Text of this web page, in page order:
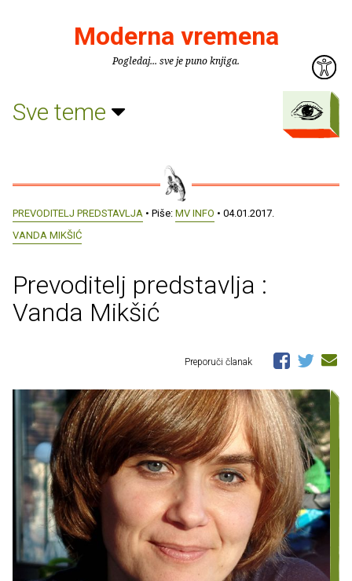
Moderna vremena
Pogledaj... sve je puno knjiga.
Sve teme
PREVODITELJ PREDSTAVLJA • Piše: MV INFO • 04.01.2017.
VANDA MIKŠIĆ
Prevoditelj predstavlja :
Vanda Mikšić
Preporuči članak